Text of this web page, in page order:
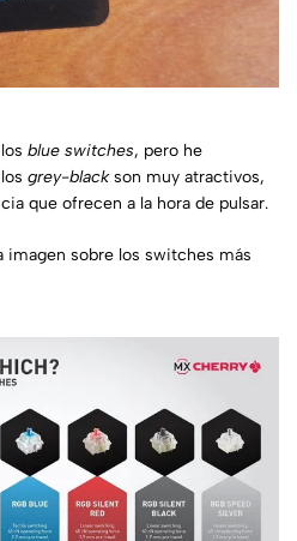
blue switches, pero he
grey-blackson muy atractivos,
que ofrecen a la hora de pulsar.
imagen sobre los switches más